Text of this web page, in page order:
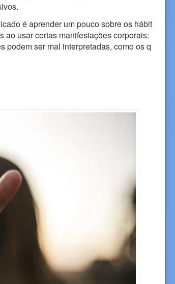
é aprender um pouco sobre os hábit
ao usar certas manifestações corporais:
podem ser mal interpretadas, como os q